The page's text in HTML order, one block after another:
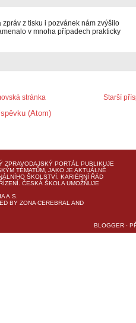
z tisku i pozvánek nám zvýšilo
v mnoha případech prakticky
Starší
stránka
(Atom)
ZPRAVODAJSKÝ PORTÁL PUBLIKUJE
TÉMATŮM, JAKO JE AKTUÁLNĚ
ŠKOLSTVÍ, KARIÉRNÍ ŘÁD
ČESKÁ ŠKOLA UMOŽŇUJE
A.S.
BY ZONA CEREBRAL AND
BLOGGER ·